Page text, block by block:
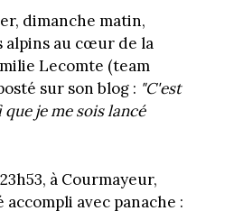
dimanche matin,
alpins au cœur de la
Lecomte (team
sur son blog : "C'est
je me sois lancé
à Courmayeur,
avec panache :